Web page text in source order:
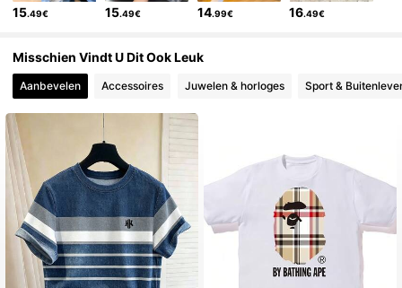
4.82 104K Volgers
4.82
4.82 104K Volgers
4.82 104K Volgers
15.49€ 15.49€ 14.99€ 16.49€
Misschien Vindt U Dit Ook Leuk
Aanbevelen Accessoires Juwelen & horloges Sport &